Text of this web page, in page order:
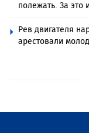
полежать. За это
Рев двигателя
арестовали